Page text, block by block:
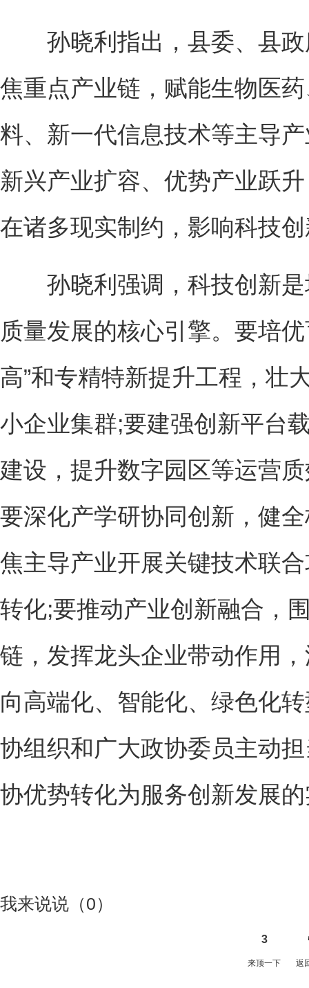
孙晓利指出，县委、县政
焦重点产业链，赋能生物医
料、新一代信息技术等主导
新兴产业扩容、优势产业跃
在诸多现实制约，影响科技
孙晓利强调，科技创新是
质量发展的核心引擎。要培
高”和专精特新提升工程，壮
小企业集群;要建强创新平台
建设，提升数字园区等运营
要深化产学研协同创新，健
焦主导产业开展关键技术联
转化;要推动产业创新融合，
链，发挥龙头企业带动作用
向高端化、智能化、绿色化
协组织和广大政协委员主动
协优势转化为服务创新发展
我来说说（0）
3
来顶一下 返